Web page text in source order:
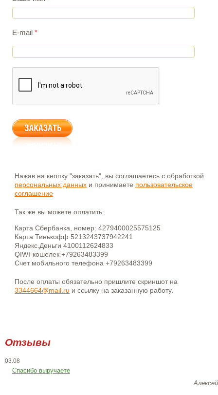
E-mail *
Нажав на кнопку "заказать", вы соглашаетесь с обработкой
персональных данных и принимаете пользовательское
соглашение
Так же вы можете оплатить:
Карта Сбербанка, номер: 4279400025575125
Карта Тинькофф 5213243737942241
Яндекс.Деньги 4100112624833
QIWI-кошелек +79263483399
Счет мобильного телефона +79263483399
После оплаты обязательно пришлите скриншот на
3344664@mail.ru и ссылку на заказанную работу.
Отзывы
03.08
Спасибо выручаете
Алексей